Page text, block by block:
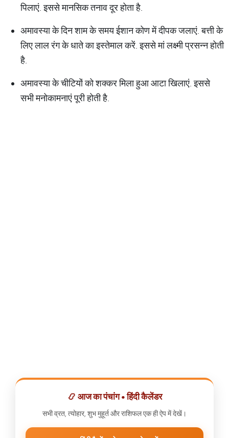
पिलाएं. इससे मानसिक तनाव दूर होता है.
अमावस्या के दिन शाम के समय ईशान कोण में दीपक जलाएं. बत्ती के
लिए लाल रंग के धाते का इस्तेमाल करें. इससे मां लक्ष्मी प्रसन्न होती
है.
अमावस्या के चीटियों को शक्कर मिला हुआ आटा खिलाएं. इससे
सभी मनोकामनाएं पूरी होती है.
📿 आज का पंचांग • हिंदी कैलेंडर
सभी व्रत, त्योहार, शुभ मुहूर्त और राशिफल एक ही ऐप में देखें।